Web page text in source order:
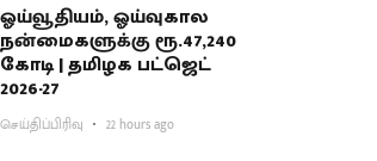
ஓய்வூதியம், ஓய்வுகால
நன்மைகளுக்கு ரூ.47,240
கோடி | தமிழக பட்ஜெட்
2026-27
செய்திப்பிரிவு 22 hours ago